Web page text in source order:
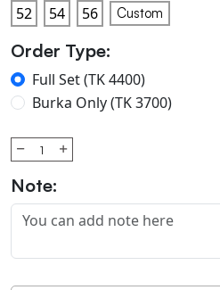
Custom
Order Type:
Full Set (TK 4400)
Burka Only (TK 3700)
Note: